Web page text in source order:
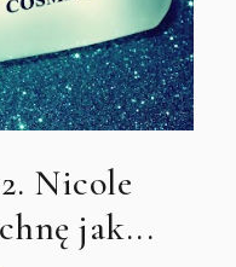
Nicole
jak...